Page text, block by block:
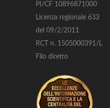
PI/CF 10896871000
Licenza regionale 633
del 09/2/2011
RCT n. 1505000391/L
Filo diretto